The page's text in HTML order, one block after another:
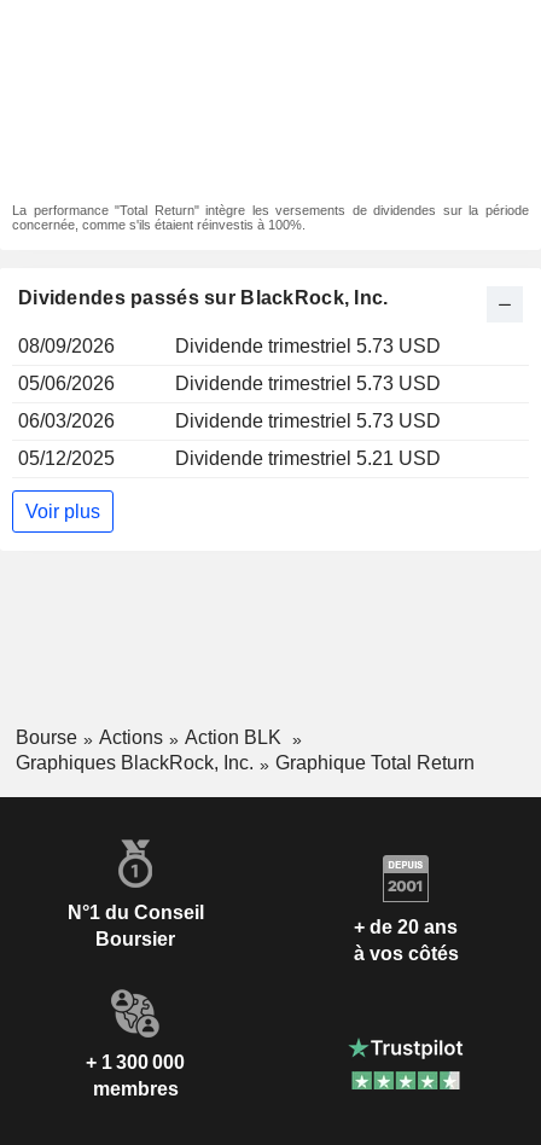
La performance "Total Return" intègre les versements de dividendes sur la période
concernée, comme s'ils étaient réinvestis à 100%.
Dividendes passés sur BlackRock, Inc.
08/09/2026
Dividende trimestriel 5.73 USD
05/06/2026
Dividende trimestriel 5.73 USD
06/03/2026
Dividende trimestriel 5.73 USD
05/12/2025
Dividende trimestriel 5.21 USD
Voir plus
Bourse Actions
Action BLK
Graphiques BlackRock, Inc.
Graphique Total Return
N°1 du Conseil
Boursier
+ de 20 ans
à vos côtés
+ 1 300 000
membres